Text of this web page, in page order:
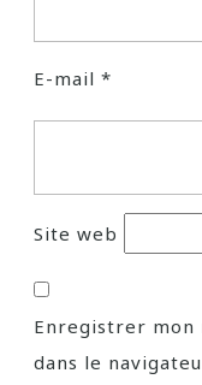
E-mail *
Site web
Enregistrer mon
dans le